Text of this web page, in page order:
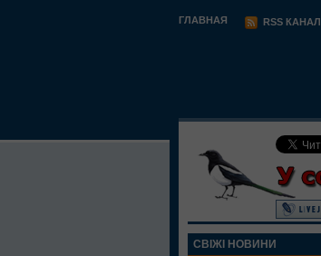
ГЛАВНАЯ RSS КАНАЛ
СВІЖІ НОВИНИ